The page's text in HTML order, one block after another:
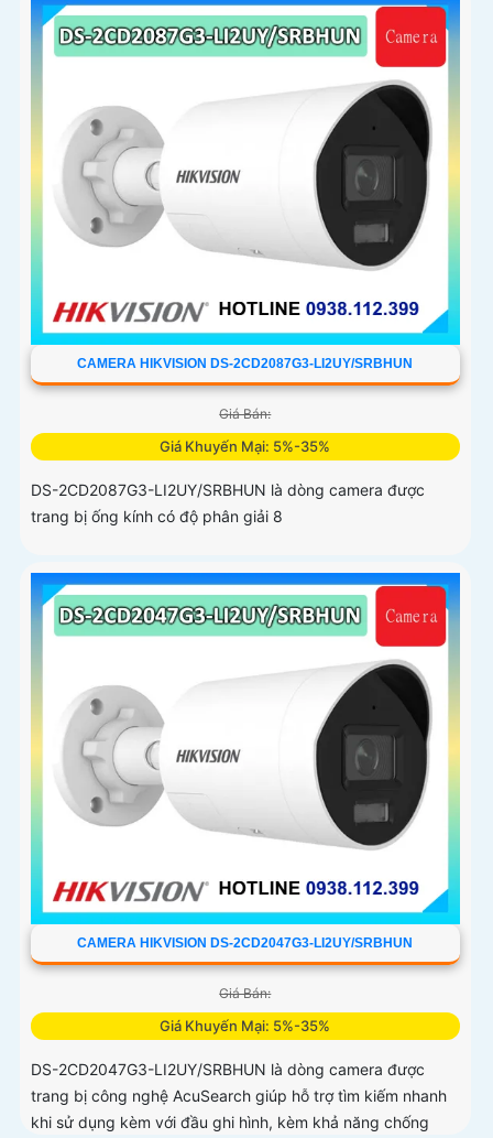
phương tiện, tích hợp micro kép
CAMERA HIKVISION DS-2CD2087G3-LI2UY/SRBHUN
Giá Bán:
Giá Khuyến Mại: 5%-35%
DS-2CD2087G3-LI2UY/SRBHUN là dòng camera được
trang bị ống kính có độ phân giải 8
CAMERA HIKVISION DS-2CD2047G3-LI2UY/SRBHUN
Giá Bán:
Giá Khuyến Mại: 5%-35%
DS-2CD2047G3-LI2UY/SRBHUN là dòng camera được
trang bị công nghệ AcuSearch giúp hỗ trợ tìm kiếm nhanh
khi sử dụng kèm với đầu ghi hình, kèm khả năng chống